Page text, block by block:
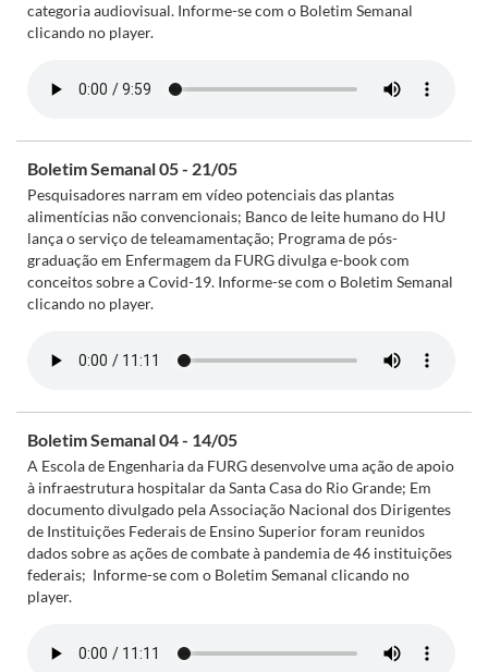
categoria audiovisual. Informe-se com o Boletim Semanal
clicando no player.
Boletim Semanal 05 - 21/05
Pesquisadores narram em vídeo potenciais das plantas
alimentícias não convencionais; Banco de leite humano do HU
lança o serviço de teleamamentação; Programa de pós-
graduação em Enfermagem da FURG divulga e-book com
conceitos sobre a Covid-19. Informe-se com o Boletim Semanal
clicando no player.
Boletim Semanal 04 - 14/05
A Escola de Engenharia da FURG desenvolve uma ação de apoio
à infraestrutura hospitalar da Santa Casa do Rio Grande; Em
documento divulgado pela Associação Nacional dos Dirigentes
de Instituições Federais de Ensino Superior foram reunidos
dados sobre as ações de combate à pandemia de 46 instituições
federais; Informe-se com o Boletim Semanal clicando no
player.